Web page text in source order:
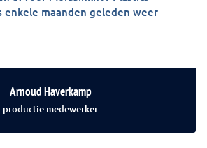
enkele maanden geleden weer
Arnoud Haverkamp
productie medewerker